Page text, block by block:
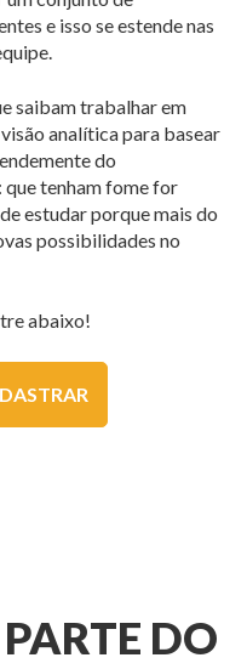
e isso se estende nas
saibam trabalhar em
analítica para basear
do
que tenham fome for
estudar porque mais do
possibilidades no
abaixo!
DO